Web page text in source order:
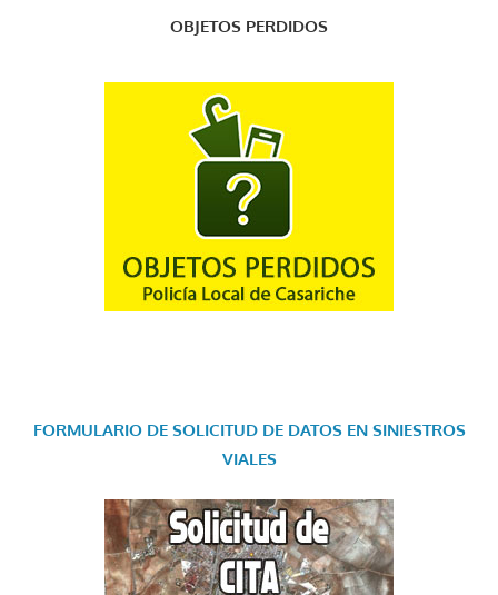
OBJETOS PERDIDOS
FORMULARIO DE SOLICITUD DE DATOS EN SINIESTROS
VIALES